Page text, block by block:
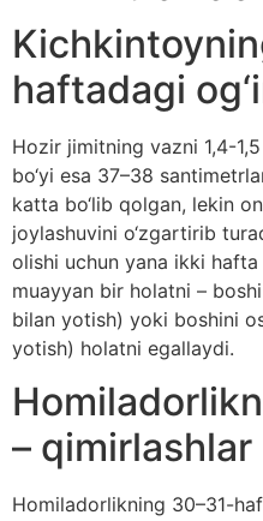
haftadagi
Hozir jimitning vazni 1,4-
bo‘yi esa 37–38
katta bo‘lib qolgan, lekin
joylashuvini o‘zgartirib
olishi uchun yana ikki
muayyan bir holatni –
bilan yotish) yoki boshini
yotish) holatni egallaydi.
– qimirlashlar
Homiladorlikning 30–31-